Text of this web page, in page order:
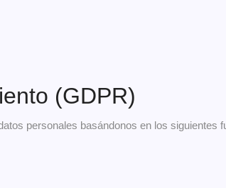
(GDPR)
personales basándonos en los siguientes